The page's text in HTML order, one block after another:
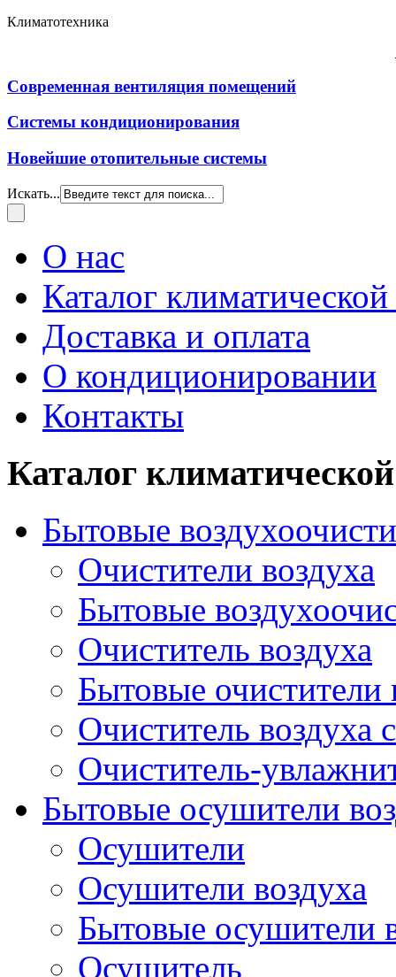
Климатотехника
Современная вентиляция помещений
Системы кондиционирования
Новейшие отопительные системы
Искать...
О нас
Каталог
Доставка и оплата
О кондиционировании
Контакты
Каталог
Бытовые
Очистители воздуха
Бытовые
Очиститель воздуха
Бытовые очистители
Очиститель воздуха
Очиститель-
Бытовые осушители
Осушители
Осушители воздуха
Бытовые осушители
Осушитель